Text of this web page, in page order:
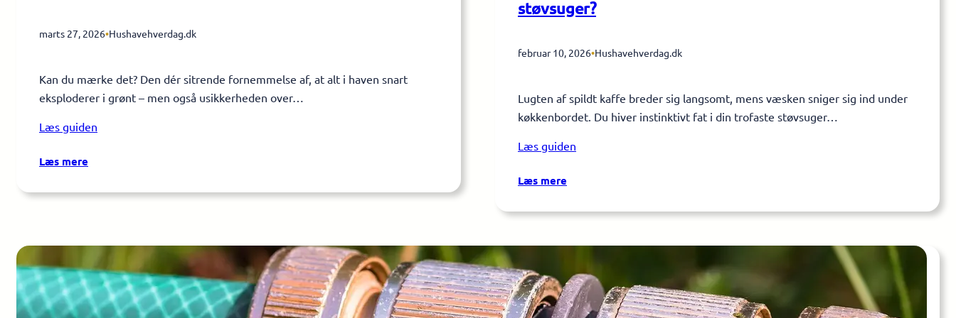
marts 27, 2026•Hushavehverdag.dk
Kan du mærke det? Den dér sitrende fornemmelse af, at alt i haven snart
eksploderer i grønt – men også usikkerheden over…
Læs guiden
Læs mere
i
og
plantekalender
måned
for
måned
støvsuger?
februar 10, 2026•Hushavehverdag.dk
Lugten af spildt kaffe breder sig langsomt, mens væsken sniger sig ind under
køkkenbordet. Du hiver instinktivt fat i din trofaste støvsuger…
Læs guiden
Læs mere
er
på
vådstøvsuger
og
Find den perfekte afløbsbakke til dit behov